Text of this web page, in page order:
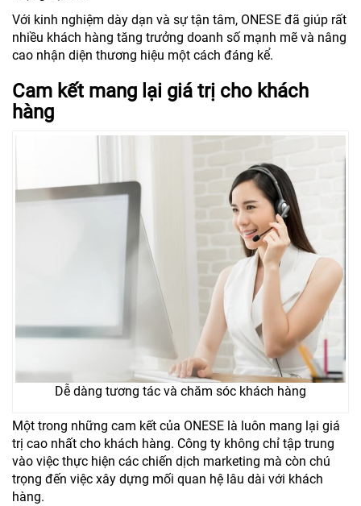
Với kinh nghiệm dày dạn và sự tận tâm, ONESE đã giúp rất
nhiều khách hàng tăng trưởng doanh số mạnh mẽ và nâng
cao nhận diện thương hiệu một cách đáng kể.
Cam kết mang lại giá trị cho khách
hàng
Dễ dàng tương tác và chăm sóc khách hàng
Một trong những cam kết của ONESE là luôn mang lại giá
trị cao nhất cho khách hàng. Công ty không chỉ tập trung
vào việc thực hiện các chiến dịch marketing mà còn chú
trọng đến việc xây dựng mối quan hệ lâu dài với khách
hàng.